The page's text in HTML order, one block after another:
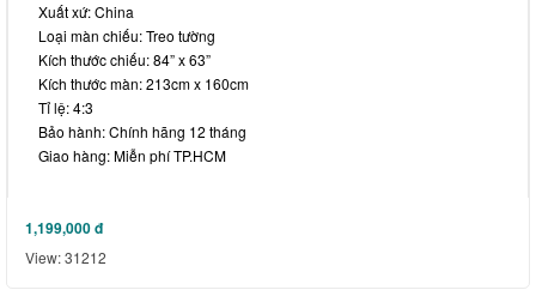
Xuất xứ: China
Loại màn chiếu: Treo tường
Kích thước chiếu:84” x 63”
Kích thước màn: 213cm x 160cm
Tỉ lệ: 4:3
Bảo hành: Chính hãng 12 tháng
Giao hàng: Miễn phí TP.HCM
1,199,000đ
View: 31212